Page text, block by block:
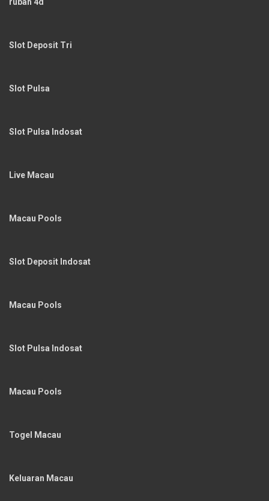
Slot Deposit Tri
Slot Pulsa
Slot Pulsa Indosat
Live Macau
Macau Pools
Slot Deposit Indosat
Macau Pools
Slot Pulsa Indosat
Macau Pools
Togel Macau
Keluaran Macau